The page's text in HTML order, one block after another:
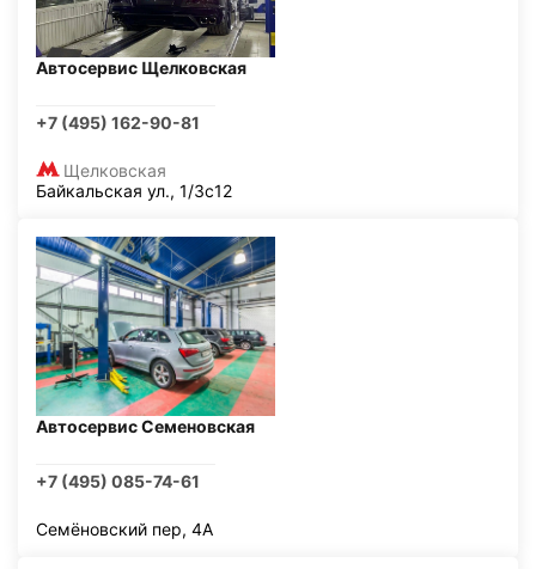
Автосервис Щелковская
+7 (495) 162-90-81
Щелковская
Байкальская ул., 1/3с12
Автосервис Семеновская
+7 (495) 085-74-61
Семёновский пер, 4А